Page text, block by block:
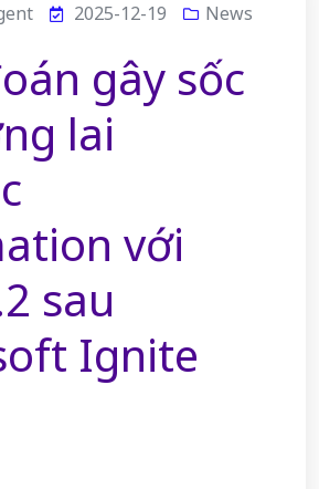
2025-12-19 News
gây sốc
lai
với
sau
Ignite